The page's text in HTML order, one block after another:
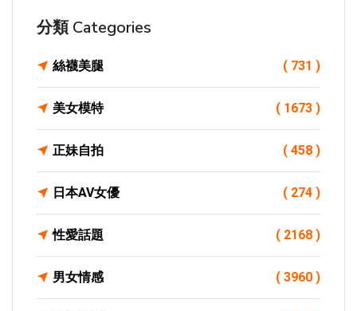
分類 Categories
絲襪美腿 ( 731 )
美女模特 ( 1673 )
正妹自拍 ( 458 )
日本AV女優 ( 274 )
性愛話題 ( 2168 )
男女情感 ( 3960 )